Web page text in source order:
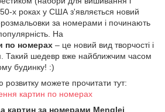
х роках у США з'являється новий
за номерами і починають
На
по номерах – це новий вид творчості і
Такий шедевр вже найближчим часом
будинку! :)
розвитку можете прочитати тут:
картин по номерах
картин за номерами Menglei